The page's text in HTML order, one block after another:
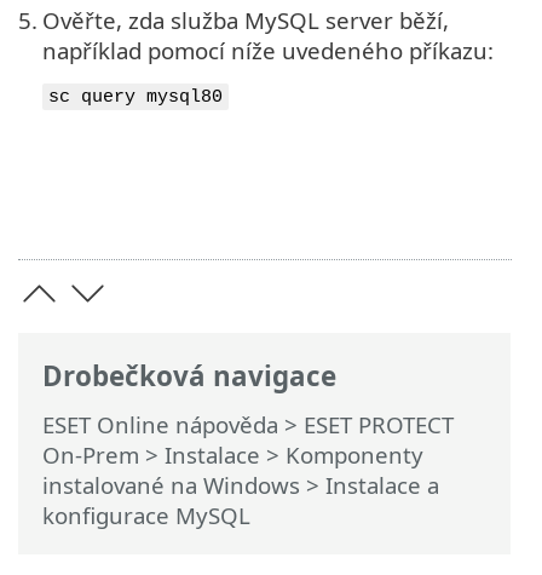
Drobečková navigace
ESET Online nápověda > ESET PROTECT
On-Prem > Instalace > Komponenty
instalované na Windows > Instalace a
konfigurace MySQL
5. Ověřte, zda služba MySQL server běží,
například pomocí níže uvedeného příkazu:
sc query mysql80